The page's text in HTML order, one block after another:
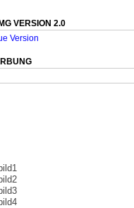
Zeitung für
VERSION 2.0
Version